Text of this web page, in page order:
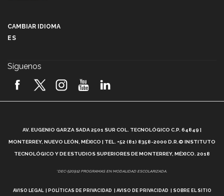
2026! (video)
¿Cómo es el Modelo Educativo Tec? (video)
Vida Tec: Feminismo e Inteligencia Artificial, Paola
CAMBIAR IDIOMA
ES
Síguenos
AV. EUGENIO GARZA SADA 2501 SUR COL. TECNOLÓGICO C.P. 64849 |
MONTERREY, NUEVO LEÓN, MÉXICO | TEL. +52 (81) 8358-2000 D.R.© INSTITUTO
TECNOLÓGICO Y DE ESTUDIOS SUPERIORES DE MONTERREY, MÉXICO. 2018
*DEC-520912 PROGRAMAS EN MODALIDAD ESCOLARIZADA.
AVISO LEGAL POLÍTICAS DE PRIVACIDAD AVISO DE PRIVACIDAD SOBRE EL SITIO